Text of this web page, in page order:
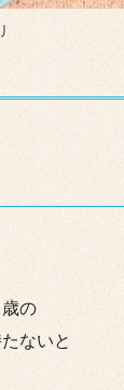
の
ないと